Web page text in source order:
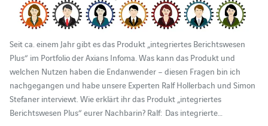
Seit ca. einem Jahr gibt es das Produkt „integriertes Berichtswesen
Plus“ im Portfolio der Axians Infoma. Was kann das Produkt und
welchen Nutzen haben die Endanwender – diesen Fragen bin ich
nachgegangen und habe unsere Experten Ralf Hollerbach und Simon
Stefaner interviewt. Wie erklärt ihr das Produkt „integriertes
Berichtswesen Plus“ eurer Nachbarin? Ralf: Das integrierte…